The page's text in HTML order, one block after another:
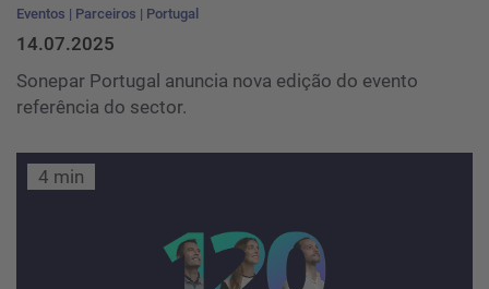
Eventos Parceiros Portugal
14.07.2025
Sonepar Portugal anuncia nova edição do evento
referência do sector.
4 min